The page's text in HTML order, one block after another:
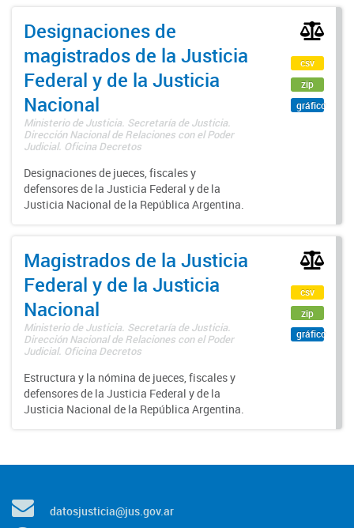
Designaciones de
magistrados de la Justicia
Federal y de la Justicia
Nacional
Ministerio de Justicia. Secretaría de Justicia.
Dirección Nacional de Relaciones con el Poder
Judicial. Oficina Decretos
Designaciones de jueces, fiscales y
defensores de la Justicia Federal y de la
Justicia Nacional de la República Argentina.
csv
zip
gráfico
Magistrados de la Justicia
Federal y de la Justicia
Nacional
Ministerio de Justicia. Secretaría de Justicia.
Dirección Nacional de Relaciones con el Poder
Judicial. Oficina Decretos
Estructura y la nómina de jueces, fiscales y
defensores de la Justicia Federal y de la
Justicia Nacional de la República Argentina.
csv
zip
gráfico
datosjusticia@jus.gov.ar